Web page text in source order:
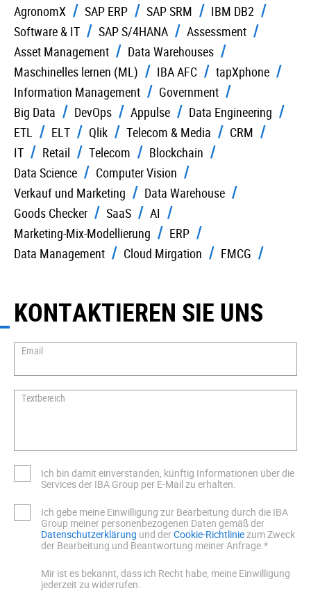
AgronomX
SAP ERP SAP SRM
IBM DB2
Software & IT
SAP S/4HANA
Assessment
Asset Management
Data Warehouses
Maschinelles lernen (ML)
IBA AFC
tapXphone
Information Management
Government
Big Data
DevOps Appulse
Data Engineering
ETL
ELT Qlik Telecom & Media
CRM
IT
Retail Telecom
Blockchain
Data Science
Computer Vision
Verkauf und Marketing
Data Warehouse
Goods Checker
SaaS
AI
Marketing-Mix-Modellierung
ERP
Data Management
Cloud Mirgation FMCG
KONTAKTIEREN SIE UNS
Email
Textbereich
Ich bin damit einverstanden, künftig Informationen über die
Services der IBA Group per E-Mail zu erhalten.
Ich gebe meine Einwilligung zur Bearbeitung durch die IBA
Group meiner personenbezogenen Daten gemäß der
Datenschutzerklärung und derCookie-Richtliniezum Zweck
der Bearbeitung und Beantwortung meiner Anfrage.*
Mir ist es bekannt, dass ich Recht habe, meine Einwilligung
jederzeit zu widerrufen.